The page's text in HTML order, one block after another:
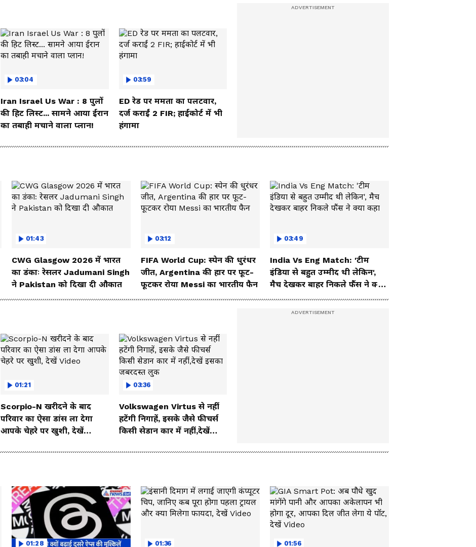
Jyotiraditya Scindia :
03:04
Iran Israel Us War : 8 पुलों
की हिट लिस्ट... सामने आया ईरान
का तबाही मचाने वाला प्लान!
03:59
ED रेड पर ममता का पलटवार,
दर्ज कराईं 2 FIR; हाईकोर्ट में भी
हंगामा
01:43
CWG Glasgow 2026 में भारत
का डंकाः रेसलर Jadumani Singh
ने Pakistan को दिखा दी औकात
03:12
FIFA World Cup: स्पेन की धुरंधर
जीत, Argentina की हार पर फूट-
फूटकर रोया Messi का भारतीय फैन
03:49
India Vs Eng Match: 'टीम
इंडिया से बहुत उम्मीद थी लेकिन',
मैच देखकर बाहर निकले फैंस ने क्या
01:21
Scorpio-N खरीदने के बाद
परिवार का ऐसा डांस ला देगा
आपके चेहरे पर खुशी, देखें
03:36
Volkswagen Virtus से नहीं
हटेंगी निगाहें, इसके जैसे फीचर्स
किसी सेडान कार में नहीं,देखें
01:28 01:36 01:56